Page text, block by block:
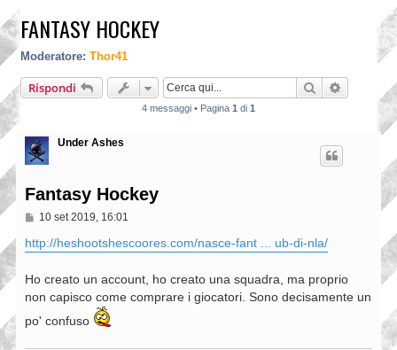
FANTASY HOCKEY
Moderatore: Thor41
Rispondi Cerca Ricerca
4 messaggi • Pagina 1 di 1
Under Ashes
Fantasy Hockey
M
s
s
g
i
o
10 set 2019, 16:01
http://heshootshescoores.com/nasce-fant ... ub-di-nla/
Ho creato un account, ho creato una squadra, ma proprio
non capisco come comprare i giocatori. Sono decisamente un
po' confuso